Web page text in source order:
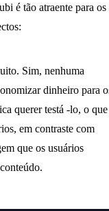
é tão atraente para os
Sim, nenhuma
dinheiro para
querer testá -lo, o que
em contraste com
que os usuários